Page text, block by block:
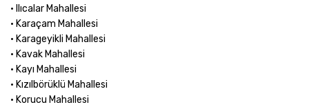
• Ilıcalar Mahallesi
• Karaçam Mahallesi
• Karageyikli Mahallesi
• Kavak Mahallesi
• Kayı Mahallesi
• Kızılbörüklü Mahallesi
• Korucu Mahallesi